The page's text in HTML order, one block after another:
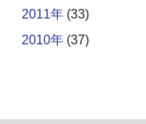
2011年 (33)
2010年 (37)